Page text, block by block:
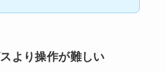
より操作が難しい